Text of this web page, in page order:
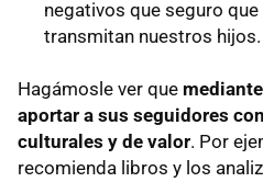
negativos que seguro
transmitan nuestros hijos.
Hagámosle ver que
aportar a sus seguidores
culturales y de valor. Por
recomienda libros y los